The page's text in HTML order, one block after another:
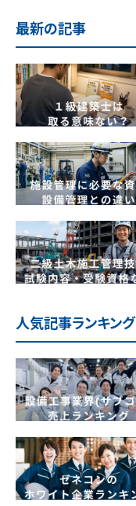
最新の記事
人気記事ランキング